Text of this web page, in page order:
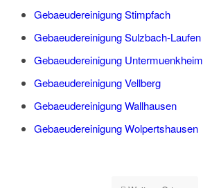
Gebaeudereinigung Stimpfach
Gebaeudereinigung Sulzbach-Laufen
Gebaeudereinigung Untermuenkheim
Gebaeudereinigung Vellberg
Gebaeudereinigung Wallhausen
Gebaeudereinigung Wolpertshausen